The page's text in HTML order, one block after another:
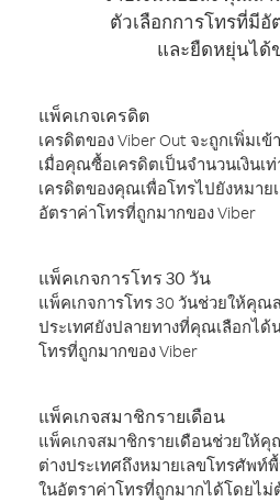
ตัวเลือกการโทรที่มีอั
และยืดหยุ่นได้
แพ็คเกจเครดิต
เครดิตของ Viber Out จะถูกเพิ่มเ
เมื่อคุณซื้อเครดิตเป็นจำนวนเงินเ
เครดิตของคุณเพื่อโทรไปยังหมาย
อัตราค่าโทรที่ถูกมากของ Viber
แพ็คเกจการโทร 30 วัน
แพ็คเกจการโทร 30 วันช่วยให้คุณ
ประเทศยังปลายทางที่คุณเลือกได้
โทรที่ถูกมากของ Viber
แพ็คเกจสมาชิกรายเดือน
แพ็คเกจสมาชิกรายเดือนช่วยให้คุ
ต่างประเทศถึงหมายเลขโทรศัพ
ในอัตราค่าโทรที่ถูกมากได้โดยไ